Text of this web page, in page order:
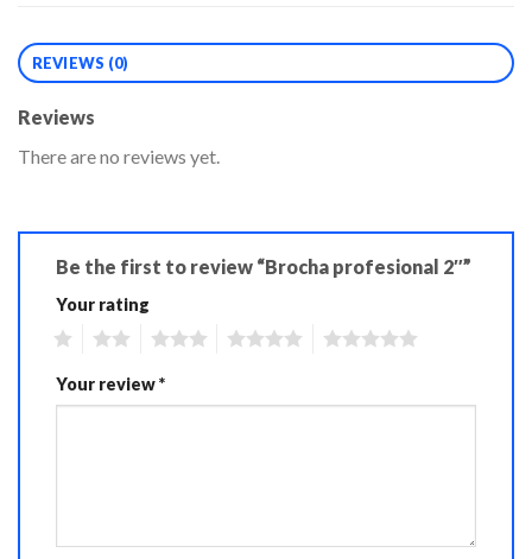
REVIEWS (0)
Reviews
There are no reviews yet.
Be the first to review “Brocha profesional 2″”
Your rating
Your review*